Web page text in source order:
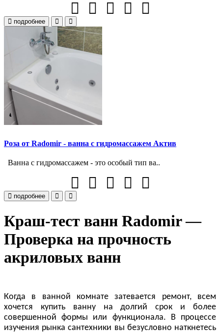
подробнее
Роза от Radomir - ванна с гидромассажем Актив
Ванна с гидромассажем - это особый тип ва..
подробнее
Краш-тест ванн Radomir —
Проверка на прочность
акриловых ванн
Когда в ванной комнате затевается ремонт, всем
хочется купить ванну на долгий срок и более
совершенной формы или функционала. В процессе
изучения рынка сантехники вы безусловно наткнетесь